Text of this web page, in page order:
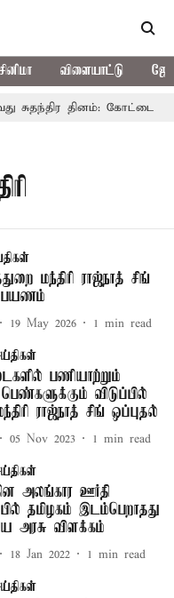
சினிமா விளையாட்டு
சுதந்திர தினம்: கோட்டை
மந்திரி ராஜ்நாத் சிங்
பயணம்
19 May 2026 1 min read
பணியாற்றும்
விடுப்பில்
ராஜ்நாத் சிங் ஒப்புதல்
05 Nov 2023 1 min read
அலங்கார ஊர்தி
தமிழகம் இடம்பெறாதது
அரசு விளக்கம்
18 Jan 2022 1 min read